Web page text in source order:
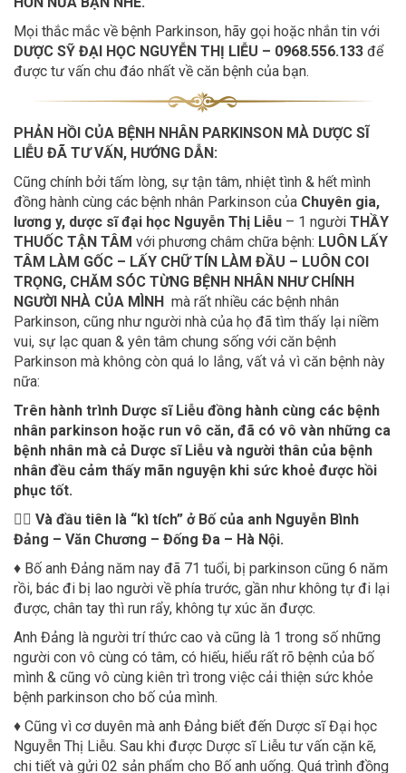
Mọi thắc mắc về bệnh Parkinson, hãy gọi hoặc nhắn tin với
DƯỢC SỸ ĐẠI HỌC NGUYỄN THỊ LIỄU – 0968.556.133 để
được tư vấn chu đáo nhất về căn bệnh của bạn.
PHẢN HỒI CỦA BỆNH NHÂN PARKINSON MÀ DƯỢC SĨ
LIỄU ĐÃ TƯ VẤN, HƯỚNG DẪN:
Cũng chính bởi tấm lòng, sự tận tâm, nhiệt tình & hết mình
đồng hành cùng các bệnh nhân Parkinson của Chuyên gia,
lương y, dược sĩ đại học Nguyễn Thị Liễu – 1 người THẦY
THUỐC TẬN TÂM với phương châm chữa bệnh: LUÔN LẤY
TÂM LÀM GỐC – LẤY CHỮ TÍN LÀM ĐẦU – LUÔN COI
TRỌNG, CHĂM SÓC TỪNG BỆNH NHÂN NHƯ CHÍNH
NGƯỜI NHÀ CỦA MÌNH mà rất nhiều các bệnh nhân
Parkinson, cũng như người nhà của họ đã tìm thấy lại niềm
vui, sự lạc quan & yên tâm chung sống với căn bệnh
Parkinson mà không còn quá lo lắng, vất vả vì căn bệnh này
nữa:
Trên hành trình Dược sĩ Liễu đồng hành cùng các bệnh
nhân parkinson hoặc run vô căn, đã có vô vàn những ca
bệnh nhân mà cả Dược sĩ Liễu và người thân của bệnh
nhân đều cảm thấy mãn nguyện khi sức khoẻ được hồi
phục tốt.
👩‍⚕️ Và đầu tiên là “kì tích” ở Bố của anh Nguyễn Bình
Đảng – Văn Chương – Đống Đa – Hà Nội.
♦ Bố anh Đảng năm nay đã 71 tuổi, bị parkinson cũng 6 năm
rồi, bác đi bị lao người về phía trước, gần như không tự đi lại
được, chân tay thì run rẩy, không tự xúc ăn được.
Anh Đảng là người trí thức cao và cũng là 1 trong số những
người con vô cùng có tâm, có hiếu, hiểu rất rõ bệnh của bố
mình & cũng vô cùng kiên trì trong việc cải thiện sức khỏe
bệnh parkinson cho bố của mình.
♦ Cũng vì cơ duyên mà anh Đảng biết đến Dược sĩ Đại học
Nguyễn Thị Liễu. Sau khi được Dược sĩ Liễu tư vấn cặn kẽ,
chi tiết và gửi 02 sản phẩm cho Bố anh uống. Quá trình đồng